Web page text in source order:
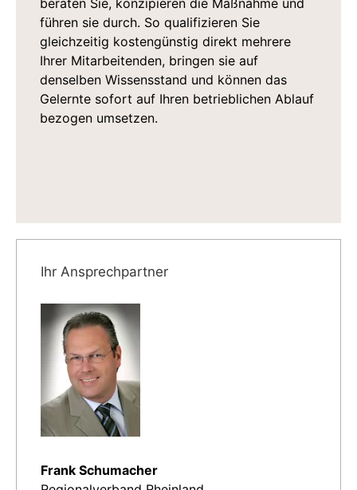
führen sie durch. So qualifizieren Sie
gleichzeitig kostengünstig direkt mehrere
Ihrer Mitarbeitenden, bringen sie auf
denselben Wissensstand und können das
Gelernte sofort auf Ihren betrieblichen Ablauf
bezogen umsetzen.
Ihr Ansprechpartner
Frank Schumacher